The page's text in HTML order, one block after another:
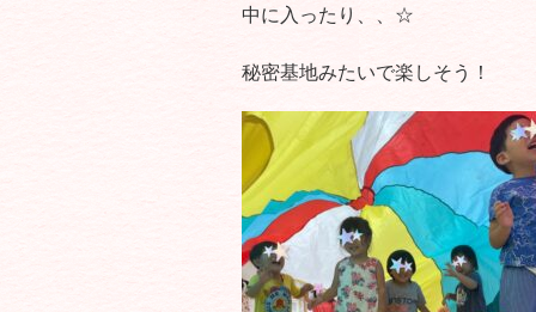
中に入ったり、、☆
秘密基地みたいで楽しそう！